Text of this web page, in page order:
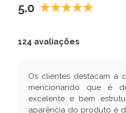
5.0
124 avaliações
Os clientes destacam a
mencionando que é
excelente e bem
aparência do produto é